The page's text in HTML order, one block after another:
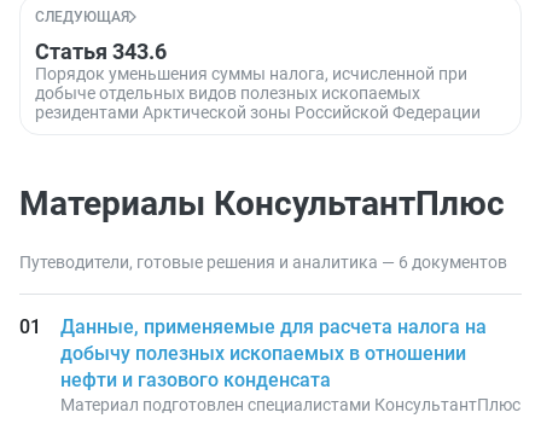
СЛЕДУЮЩАЯ
Статья 343.6
Порядок уменьшения суммы налога, исчисленной при
добыче отдельных видов полезных ископаемых
резидентами Арктической зоны Российской Федерации
Материалы КонсультантПлюс
Путеводители, готовые решения и аналитика — 6 документов
Данные, применяемые для расчета налога на
добычу полезных ископаемых в отношении
нефти и газового конденсата
Материал подготовлен специалистами КонсультантПлюс